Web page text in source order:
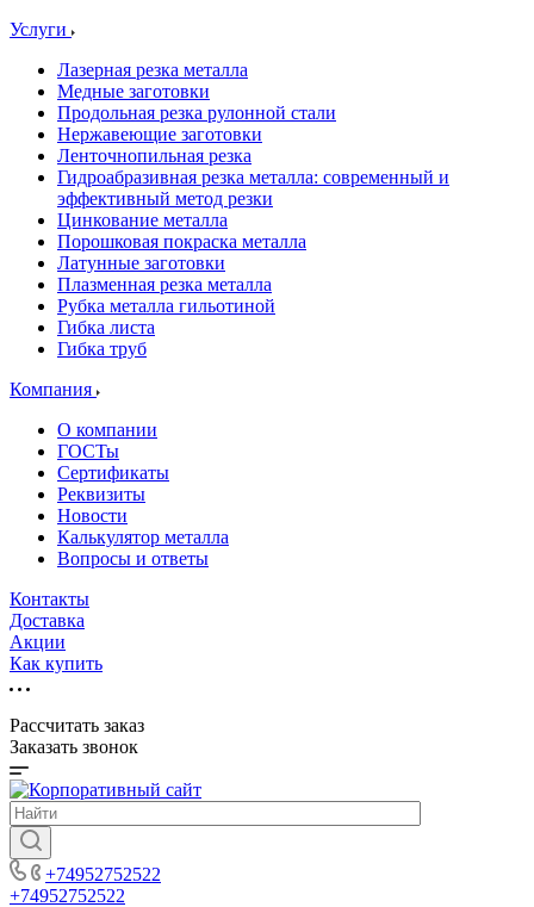
Услуги
Лазерная резка металла
Медные заготовки
Продольная резка рулонной стали
Нержавеющие заготовки
Ленточнопильная резка
Гидроабразивная резка металла: современный и
эффективный метод резки
Цинкование металла
Порошковая покраска металла
Латунные заготовки
Плазменная резка металла
Рубка металла гильотиной
Гибка листа
Гибка труб
Компания
О компании
ГОСТы
Сертификаты
Реквизиты
Новости
Калькулятор металла
Вопросы и ответы
Контакты
Доставка
Акции
Как купить
Рассчитать заказ
Заказать звонок
+74952752522
+74952752522